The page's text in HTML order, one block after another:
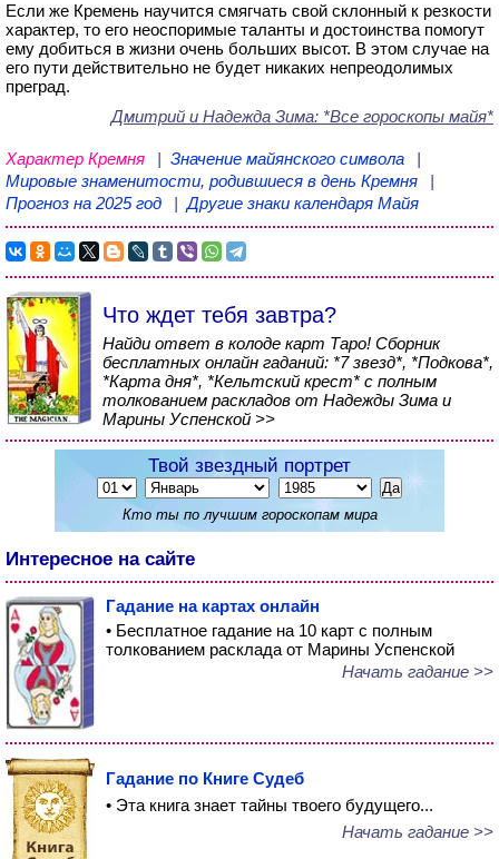
Если же Кремень научится смягчать свой склонный к резкости
характер, то его неоспоримые таланты и достоинства помогут
ему добиться в жизни очень больших высот. В этом случае на
его пути действительно не будет никаких непреодолимых
преград.
Дмитрий и Надежда Зима: *Все гороскопы майя*
Характер Кремня | Значение майянского символа
|
Мировые знаменитости, родившиеся в день Кремня
|
Прогноз на 2025 год
|Другие знаки календаря Майя
Что ждет тебя завтра?
Найди ответ в колоде карт Таро! Сборник
бесплатных онлайн гаданий: *7 звезд*, *Подкова*,
*Карта дня*, *Кельтский крест* с полным
толкованием раскладов от Надежды Зима и
Марины Успенской >>
Твой звездный портрет
Кто ты по лучшим гороскопам мира
Интересное на сайте
Гадание на картах онлайн
• Бесплатное гадание на 10 карт с полным
толкованием расклада от Марины Успенской
Начать гадание >>
Гадание по Книге Судеб
• Эта книга знает тайны твоего будущего...
Начать гадание >>